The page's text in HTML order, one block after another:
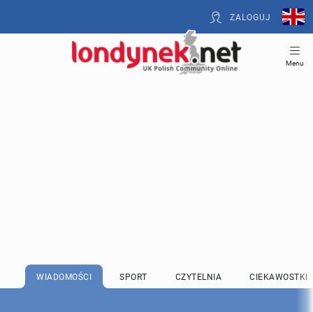
ZALOGUJ
Menu
WIADOMOŚCI SPORT CZYTELNIA CIEKAWOSTKI